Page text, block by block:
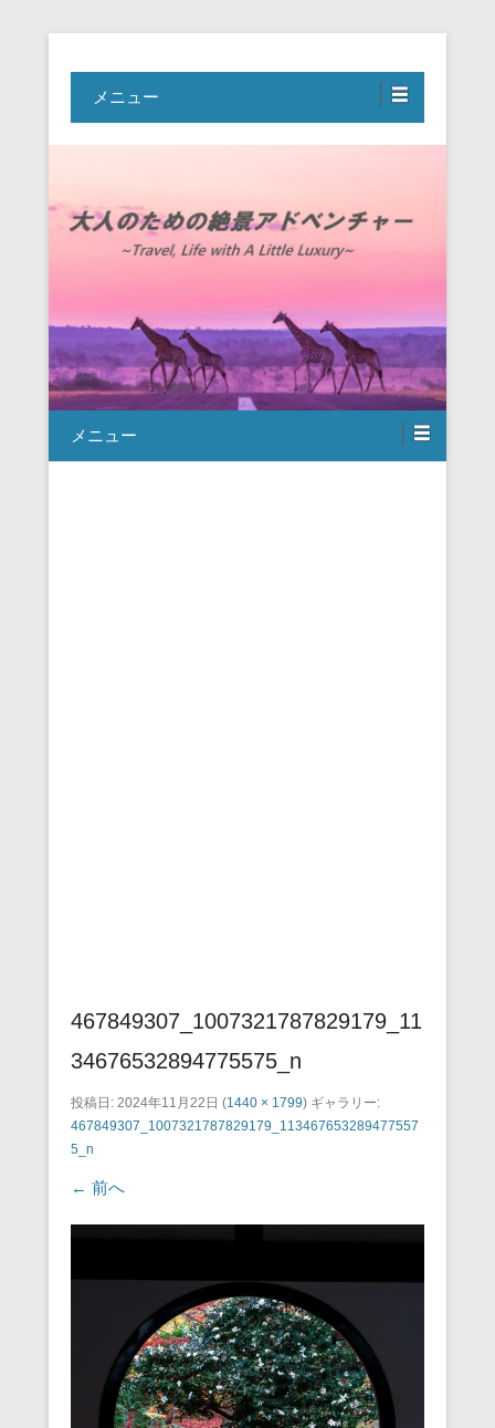
大人のための絶景アドベンチャー
メニュー
メニュー
467849307_1007321787829179_11
34676532894775575_n
投稿日: 2024年11月22日 (1440 × 1799) ギャラリー:
467849307_1007321787829179_113467653289477557
5_n
← 前へ